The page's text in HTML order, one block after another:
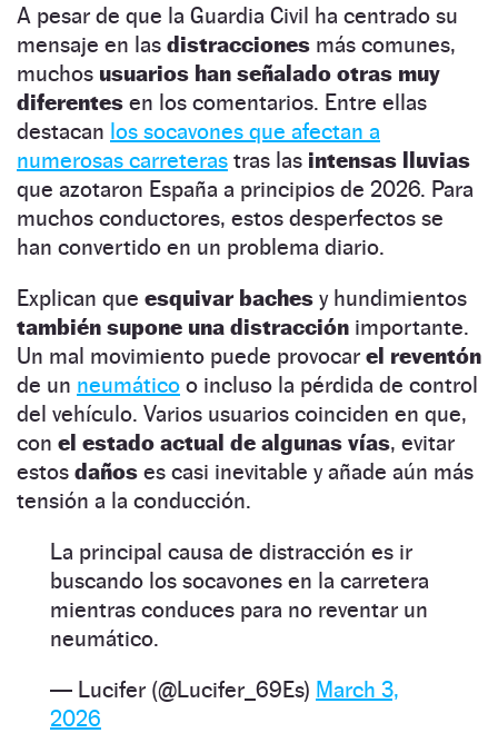
A pesar de que la Guardia Civil ha centrado su
mensaje en las distracciones más comunes,
muchos usuarios han señalado otras muy
diferentes en los comentarios. Entre ellas
destacan los socavones que afectan a
numerosas carreteras tras las intensas lluvias
que azotaron España a principios de 2026. Para
muchos conductores, estos desperfectos se
han convertido en un problema diario.
Explican que esquivar baches y hundimientos
también supone una distracción importante.
Un mal movimiento puede provocar el reventón
de un neumático o incluso la pérdida de control
del vehículo. Varios usuarios coinciden en que,
con el estado actual de algunas vías, evitar
estos daños es casi inevitable y añade aún más
tensión a la conducción.
La principal causa de distracción es ir
buscando los socavones en la carretera
mientras conduces para no reventar un
neumático.
— Lucifer (@Lucifer_69Es) March 3,
2026